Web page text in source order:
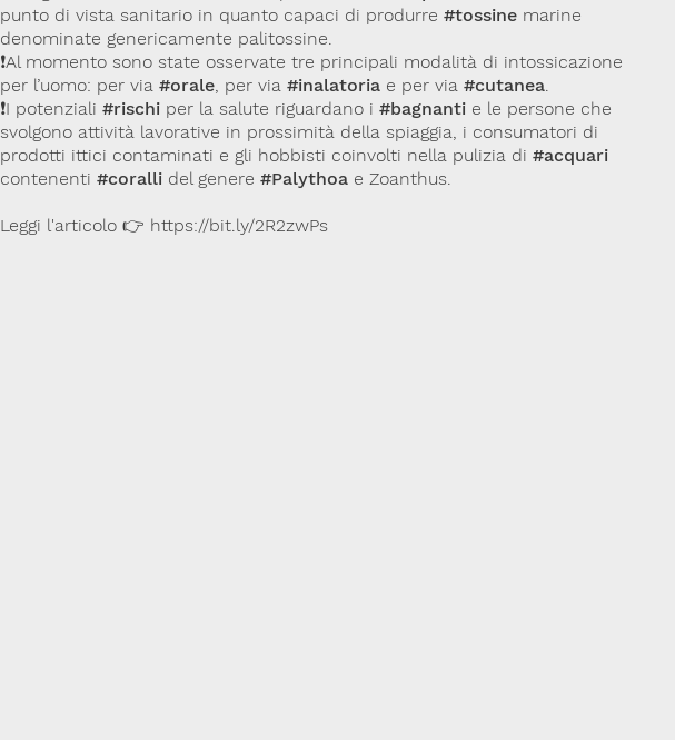
punto di vista sanitario in quanto capaci di produrre#tossine marine
denominate genericamente palitossine.
❗️Al momento sono state osservate tre principali modalità di intossicazione
per l’uomo: per via#orale, per via#inalatoria e per via#cutanea.
❗️I potenziali#rischi per la salute riguardano i#bagnanti e le persone che
svolgono attività lavorative in prossimità della spiaggia, i consumatori di
prodotti ittici contaminati e gli hobbisti coinvolti nella pulizia di#acquari
contenenti#coralli del genere#Palythoa e Zoanthus.
Leggi l'articolo 👉 https://bit.ly/2R2zwPs